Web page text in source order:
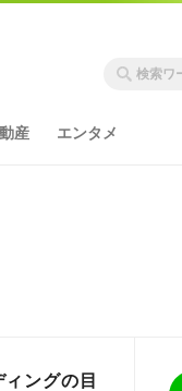
産 エンタメ
ングの目